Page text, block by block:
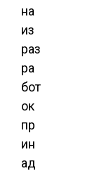
на
из
раз
ра
бот
ок
пр
ин
ад